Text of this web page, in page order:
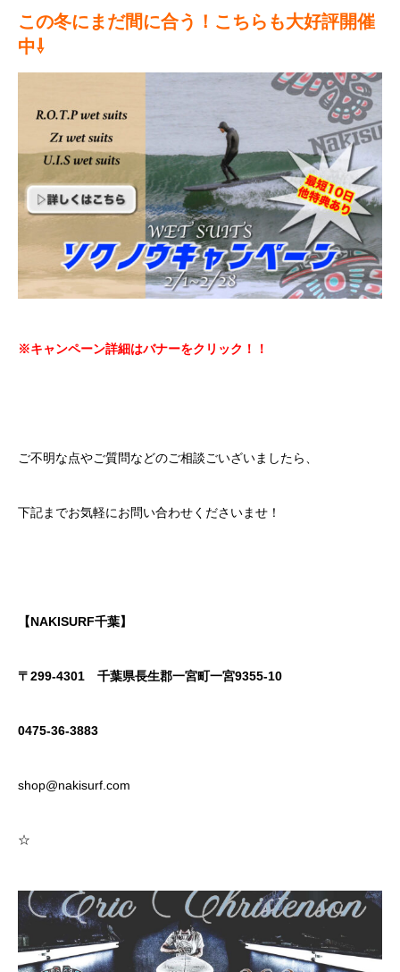
この冬にまだ間に合う！ こちらも大好評開催
中⇩
※キャンペーン詳細はバナーをクリック！！
ご不明な点やご質問などのご相談ごいざいましたら、
下記までお気軽にお問い合わせくださいませ！
【NAKISURF千葉】
〒299-4301 千葉県長生郡一宮町一宮9355-10
0475-36-3883
shop@nakisurf.com
☆